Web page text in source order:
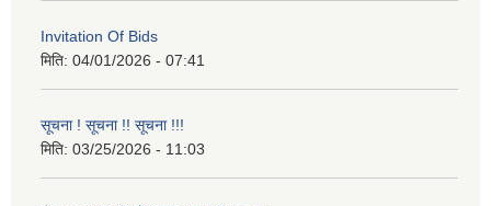
Invitation Of Bids
मिति: 04/01/2026 - 07:41
सूचना ! सूचना !! सूचना !!!
मिति: 03/25/2026 - 11:03